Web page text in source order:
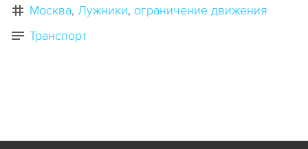
Москва Лужники ограничение движения
Транспорт